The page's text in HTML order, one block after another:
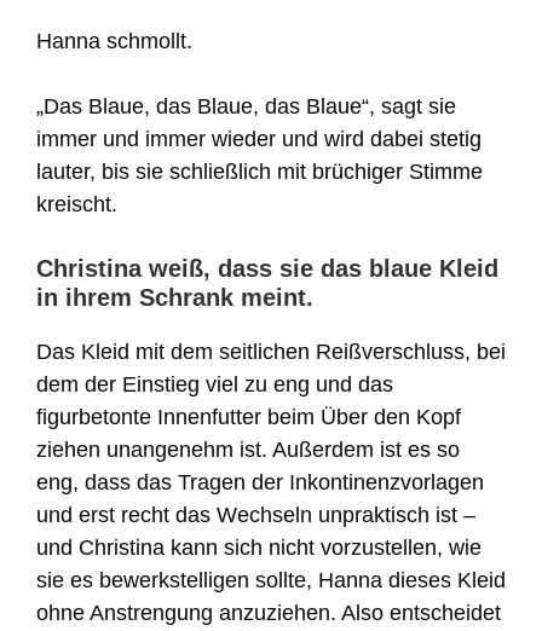
Hanna schmollt.
„Das Blaue, das Blaue, das Blaue“, sagt sie
immer und immer wieder und wird dabei stetig
lauter, bis sie schließlich mit brüchiger Stimme
kreischt.
Christina weiß, dass sie das blaue Kleid
in ihrem Schrank meint.
Das Kleid mit dem seitlichen Reißverschluss, bei
dem der Einstieg viel zu eng und das
figurbetonte Innenfutter beim Über den Kopf
ziehen unangenehm ist. Außerdem ist es so
eng, dass das Tragen der Inkontinenzvorlagen
und erst recht das Wechseln unpraktisch ist –
und Christina kann sich nicht vorzustellen, wie
sie es bewerkstelligen sollte, Hanna dieses Kleid
ohne Anstrengung anzuziehen. Also entscheidet